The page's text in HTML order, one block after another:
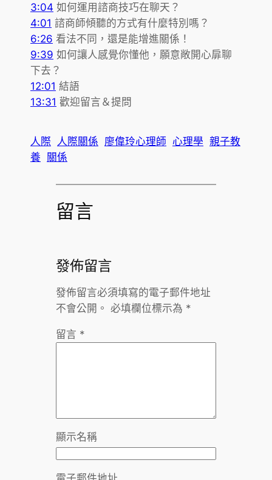
3:04 如何運用諮商技巧在聊天？
4:01 諮商師傾聽的方式有什麼特別嗎？
6:26 看法不同，還是能增進關係！
9:39 如何讓人感覺你懂他，願意敞開心扉聊
下去？
12:01 結語
13:31 歡迎留言＆提問
人際 人際關係 廖偉玲心理師 心理學 親子教
養
關係
留言
發佈留言
發佈留言必須填寫的電子郵件地址
不會公開。 必填欄位標示為 *
留言 *
顯示名稱